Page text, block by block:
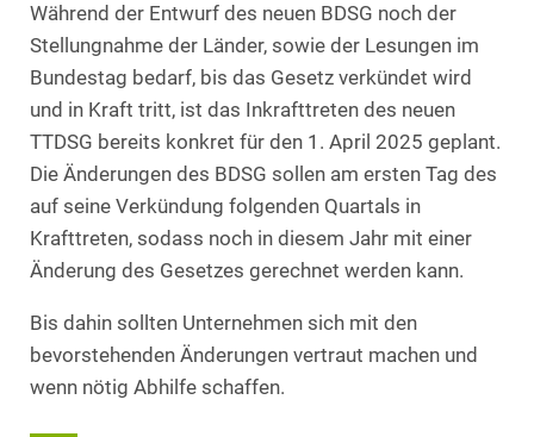
Während der Entwurf des neuen BDSG noch der
Stellungnahme der Länder, sowie der Lesungen im
Bundestag bedarf, bis das Gesetz verkündet wird
und in Kraft tritt, ist das Inkrafttreten des neuen
TTDSG bereits konkret für den 1. April 2025 geplant.
Die Änderungen des BDSG sollen am ersten Tag des
auf seine Verkündung folgenden Quartals in
Krafttreten, sodass noch in diesem Jahr mit einer
Änderung des Gesetzes gerechnet werden kann.
Bis dahin sollten Unternehmen sich mit den
bevorstehenden Änderungen vertraut machen und
wenn nötig Abhilfe schaffen.